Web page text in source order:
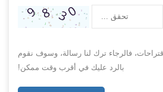
فالرجاء ترك لنا رسالة، وسوف نقوم
بالرد عليك في أقرب وقت ممكن!